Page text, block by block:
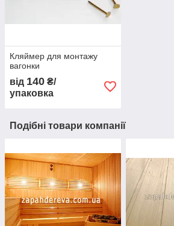
Кляймер для монтажу
вагонки
від 140 ₴/
упаковка
Подібні товари компанії